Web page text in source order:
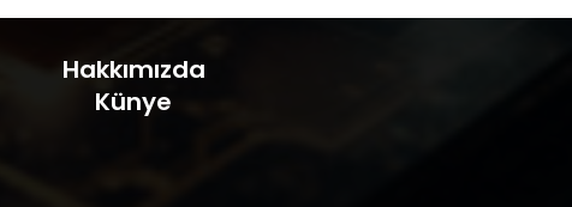
Hakkımızda
Künye